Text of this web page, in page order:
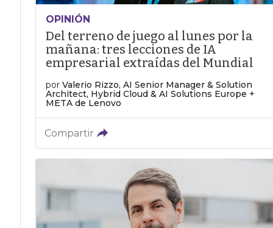
OPINIÓN
Del terreno de juego al lunes por la
mañana: tres lecciones de IA
empresarial extraídas del Mundial
por Valerio Rizzo, AI Senior Manager & Solution
Architect, Hybrid Cloud & AI Solutions Europe +
META de Lenovo
Compartir